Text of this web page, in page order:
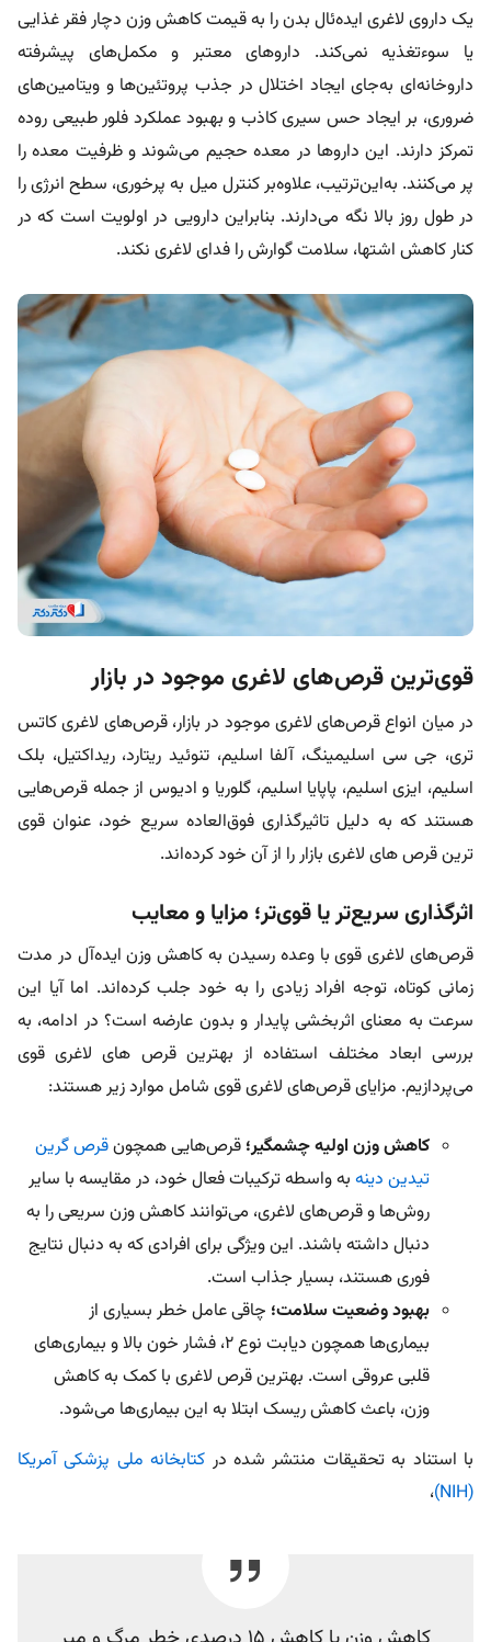
یک داروی لاغری ایده‌ئال بدن را به قیمت کاهش وزن دچار فقر غذایی
یا سوءتغذیه نمی‌کند. داروهای معتبر و مکمل‌های پیشرفته
داروخانه‌ای به‌جای ایجاد اختلال در جذب پروتئین‌ها و ویتامین‌های
ضروری، بر ایجاد حس سیری کاذب و بهبود عملکرد فلور طبیعی روده
تمرکز دارند. این داروها در معده حجیم می‌شوند و ظرفیت معده را
پر می‌کنند. به‌این‌ترتیب، علاوه‌بر کنترل میل به پرخوری، سطح انرژی را
در طول روز بالا نگه می‌دارند. بنابراین دارویی در اولویت است که در
کنار کاهش اشتها، سلامت گوارش را فدای لاغری نکند.
قوی‌ترین قرص‌های لاغری موجود در بازار
در میان انواع قرص‌های لاغری موجود در بازار، قرص‌های لاغری کاتس
تری، جی سی اسلیمینگ، آلفا اسلیم، تنوئید ریتارد، ریداکتیل، بلک
اسلیم، ایزی اسلیم، پاپایا اسلیم، گلوریا و ادیوس از جمله قرص‌هایی
هستند که به دلیل تاثیرگذاری فوق‌العاده سریع خود، عنوان قوی
ترین قرص های لاغری بازار را از آن خود کرده‌اند.
اثرگذاری سریع‌تر یا قوی‌تر؛ مزایا و معایب
قرص‌های لاغری قوی با وعده رسیدن به کاهش وزن ایده‌آل در مدت
زمانی کوتاه، توجه افراد زیادی را به خود جلب کرده‌اند. اما آیا این
سرعت به معنای اثربخشی پایدار و بدون عارضه است؟ در ادامه، به
بررسی ابعاد مختلف استفاده از بهترین قرص های لاغری قوی
می‌پردازیم. مزایای قرص‌های لاغری قوی شامل موارد زیر هستند:
کاهش وزن اولیه چشمگیر؛ قرص‌هایی همچونقرص گرین
تیدین دینه به واسطه ترکیبات فعال خود، در مقایسه با سایر
روش‌ها و قرص‌های لاغری، می‌توانند کاهش وزن سریعی را به
دنبال داشته باشند. این ویژگی برای افرادی که به دنبال نتایج
فوری هستند، بسیار جذاب است.
بهبود وضعیت سلامت؛ چاقی عامل خطر بسیاری از
بیماری‌ها همچون دیابت نوع 2، فشار خون بالا و بیماری‌های
قلبی عروقی است. بهترین قرص لاغری با کمک به کاهش
وزن، باعث کاهش ریسک ابتلا به این بیماری‌ها می‌شود.
با استناد به تحقیقات منتشر شده در کتابخانه ملی پزشکی آمریکا
(NIH)
،